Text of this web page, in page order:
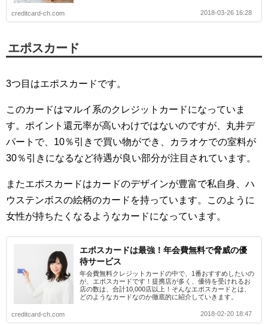
creditcard-ch.com 2018-03-26 16:28
エポスカード
3つ目はエポスカードです。
このカードはマルイ系のクレジットカードになっていま
す。ポイント還元率が高いわけではないのですが、丸井デ
パートで、10％引きで買い物ができ、カラオケでの室料が
30％引きになるなど待遇が良い部分が注目されています。
またエポスカードはカードのデザインが豊富で私自身、ハ
ウステンボスの絵柄のカードを持っています。このように
女性が持ちたくなるようなカードになっています。
エポスカードは最強！年会費無料で脅威の優
待サービス
年会費無料クレジットカードの中で、1番おすすめしたいの
が、エポスカードです！提携店が多く、優待を受けれるお
店の数は、合計10,000店以上！そんなエポスカードとは、
どのようなカードなのか徹底的に紹介していきます。
creditcard-ch.com 2018-02-20 18:47